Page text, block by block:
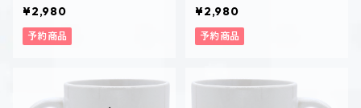
¥2,980
予約商品
¥2,980
予約商品